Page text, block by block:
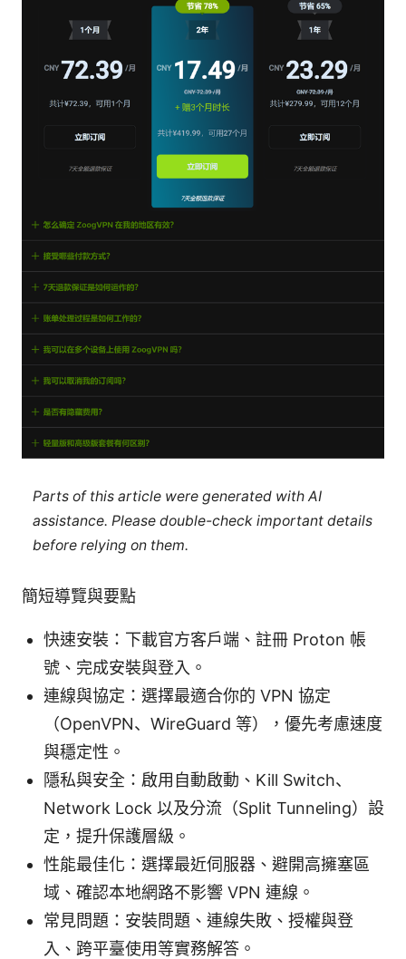
Parts of this article were generated with AI
assistance. Please double-check important details
before relying on them.
簡短導覽與要點
快速安裝：下載官方客戶端、註冊 Proton 帳
號、完成安裝與登入。
連線與協定：選擇最適合你的 VPN 協定
（OpenVPN、WireGuard 等），優先考慮速度
與穩定性。
隱私與安全：啟用自動啟動、Kill Switch、
Network Lock 以及分流（Split Tunneling）設
定，提升保護層級。
性能最佳化：選擇最近伺服器、避開高擁塞區
域、確認本地網路不影響 VPN 連線。
常見問題：安裝問題、連線失敗、授權與登
入、跨平臺使用等實務解答。